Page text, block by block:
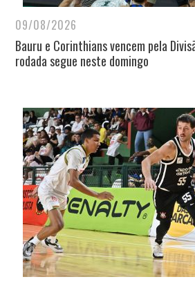
09/08/2026
Bauru e Corinthians vencem pela
rodada segue neste domingo